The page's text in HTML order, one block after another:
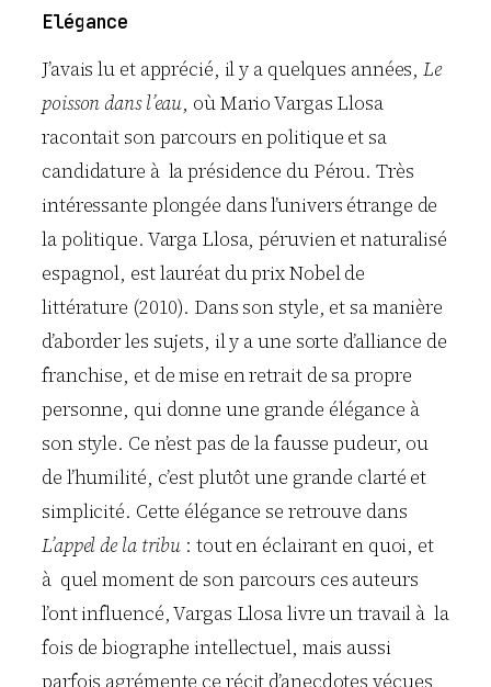
Elégance
J’avais lu et apprécié, il y a quelques années,Le
poisson dans l’eau, où Mario Vargas Llosa
racontait son parcours en politique et sa
candidature à la présidence du Pérou. Très
intéressante plongée dans l’univers étrange de
la politique. Varga Llosa, péruvien et naturalisé
espagnol, est lauréat du prix Nobel de
littérature (2010). Dans son style, et sa manière
d’aborder les sujets, il y a une sorte d’alliance de
franchise, et de mise en retrait de sa propre
personne, qui donne une grande élégance à
son style. Ce n’est pas de la fausse pudeur, ou
de l’humilité, c’est plutôt une grande clarté et
simplicité. Cette élégance se retrouve dans
L’appel de la tribu : tout en éclairant en quoi, et
à quel moment de son parcours ces auteurs
l’ont influencé, Vargas Llosa livre un travail à la
fois de biographe intellectuel, mais aussi
parfois agrémente ce récit d’anecdotes vécues,